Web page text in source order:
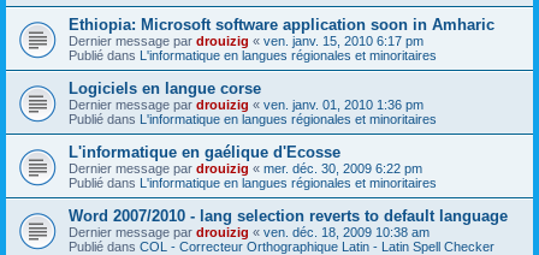
Ethiopia: Microsoft software application soon in Amharic
Dernier message par drouizig « ven. janv. 15, 2010 6:17 pm
Publié dans L'informatique en langues régionales et minoritaires
Logiciels en langue corse
Dernier message par drouizig « ven. janv. 01, 2010 1:36 pm
Publié dans L'informatique en langues régionales et minoritaires
L'informatique en gaélique d'Ecosse
Dernier message par drouizig « mer. déc. 30, 2009 6:22 pm
Publié dans L'informatique en langues régionales et minoritaires
Word 2007/2010 - lang selection reverts to default language
Dernier message par drouizig « ven. déc. 18, 2009 10:38 am
Publié dans COL - Correcteur Orthographique Latin - Latin Spell Checker